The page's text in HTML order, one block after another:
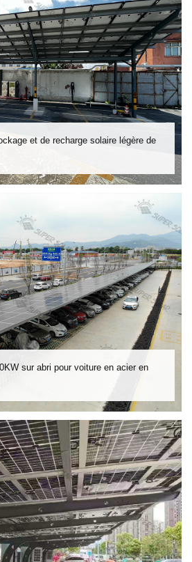
et de recharge solaire légère de
sur abri pour voiture en acier en